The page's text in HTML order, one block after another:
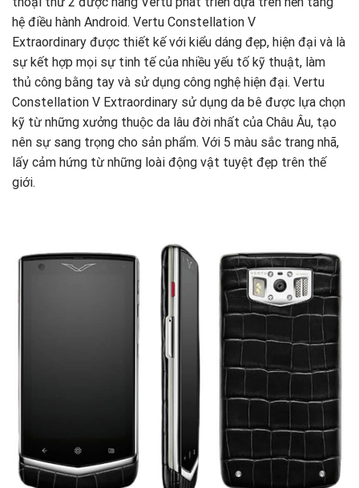
hệ điều hành Android. Vertu Constellation V
Extraordinary được thiết kế với kiểu dáng đẹp, hiện đại và là
sự kết hợp mọi sự tinh tế của nhiều yếu tố kỹ thuật, làm
thủ công bằng tay và sử dụng công nghệ hiện đại. Vertu
Constellation V Extraordinary sử dụng da bê được lựa chọn
kỹ từ những xưởng thuộc da lâu đời nhất của Châu Âu, tạo
nên sự sang trọng cho sản phẩm. Với 5 màu sắc trang nhã,
lấy cảm hứng từ những loài động vật tuyệt đẹp trên thế
giới.